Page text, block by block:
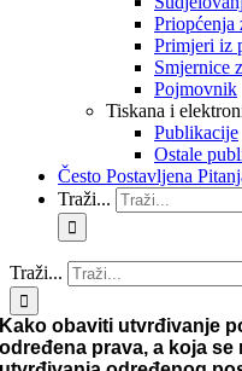
Priopćenja
Primjeri iz
Smjernice
Pojmovnik
Tiskana i
Publikacije
Ostale
Često Postavljena
Traži...
Traži...
Kako obaviti utvrđivanje
određena prava, a koja